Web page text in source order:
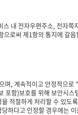
내 전자우편주소, 전자쪽
로써 제1항의 통지에 갈음
, 계속적이고 안정적으
함)보호를 위해 보안시스
적절하게 처리할 수 있도
다고 인정할 경우에는